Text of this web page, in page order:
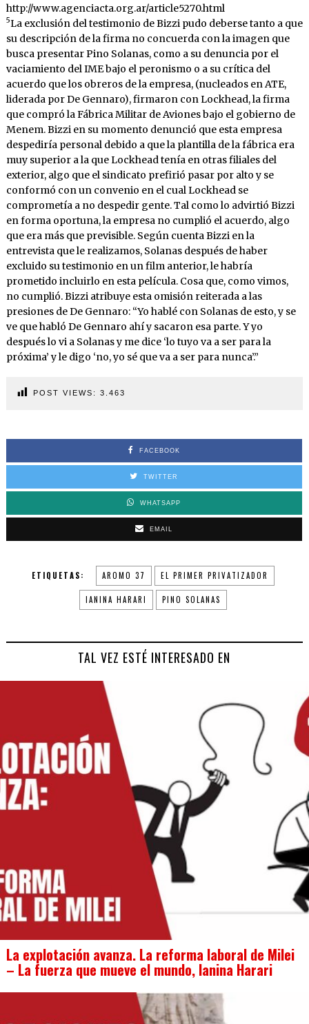
http://www.agenciacta.org.ar/article5270.html
5La exclusión del testimonio de Bizzi pudo deberse tanto a que
su descripción de la firma no concuerda con la imagen que
busca presentar Pino Solanas, como a su denuncia por el
vaciamiento del IME bajo el peronismo o a su crítica del
acuerdo que los obreros de la empresa, (nucleados en ATE,
liderada por De Gennaro), firmaron con Lockhead, la firma
que compró la Fábrica Militar de Aviones bajo el gobierno de
Menem. Bizzi en su momento denunció que esta empresa
despediría personal debido a que la plantilla de la fábrica era
muy superior a la que Lockhead tenía en otras filiales del
exterior, algo que el sindicato prefirió pasar por alto y se
conformó con un convenio en el cual Lockhead se
comprometía a no despedir gente. Tal como lo advirtió Bizzi
en forma oportuna, la empresa no cumplió el acuerdo, algo
que era más que previsible. Según cuenta Bizzi en la
entrevista que le realizamos, Solanas después de haber
excluido su testimonio en un film anterior, le habría
prometido incluirlo en esta película. Cosa que, como vimos,
no cumplió. Bizzi atribuye esta omisión reiterada a las
presiones de De Gennaro: “Yo hablé con Solanas de esto, y se
ve que habló De Gennaro ahí y sacaron esa parte. Y yo
después lo vi a Solanas y me dice ‘lo tuyo va a ser para la
próxima’ y le digo ‘no, yo sé que va a ser para nunca’.”
POST VIEWS: 3.463
FACEBOOK
TWITTER
WHATSAPP
EMAIL
ETIQUETAS: AROMO 37 EL PRIMER PRIVATIZADOR
IANINA HARARI PINO SOLANAS
TAL VEZ ESTÉ INTERESADO EN
La explotación avanza. La reforma laboral de Milei
– La fuerza que mueve el mundo, Ianina Harari